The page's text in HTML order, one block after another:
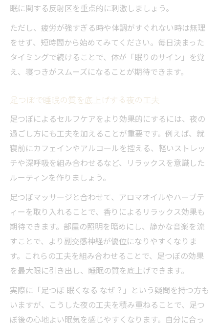
眠に関する反射区を重点的に刺激しましょう。
ただし、疲労が強すぎる時や体調がすぐれない時は無理
をせず、短時間から始めてみてください。毎日決まった
タイミングで続けることで、体が「眠りのサイン」を覚
え、寝つきがスムーズになることが期待できます。
足つぼで睡眠の質を底上げする夜の工夫
足つぼによるセルフケアをより効果的にするには、夜の
過ごし方にも工夫を加えることが重要です。例えば、就
寝前にカフェインやアルコールを控える、軽いストレッ
チや深呼吸を組み合わせるなど、リラックスを意識した
ルーティンを作りましょう。
足つぼマッサージと合わせて、アロマオイルやハーブテ
ィーを取り入れることで、香りによるリラックス効果も
期待できます。部屋の照明を暗めにし、静かな音楽を流
すことで、より副交感神経が優位になりやすくなりま
す。これらの工夫を組み合わせることで、足つぼの効果
を最大限に引き出し、睡眠の質を底上げできます。
実際に「足つぼ 眠くなる なぜ？」という疑問を持つ方も
いますが、こうした夜の工夫を積み重ねることで、足つ
ぼ後の心地よい眠気を感じやすくなります。自分に合っ